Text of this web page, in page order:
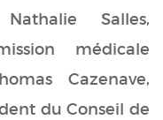
Salles,
médicale
Cazenave,
du Conseil de